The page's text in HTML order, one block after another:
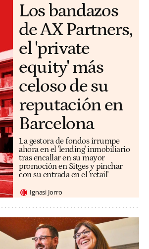
Los bandazos
de AX Partners,
el 'private
equity' más
celoso de su
reputación en
Barcelona
La gestora de fondos irrumpe
ahora en el 'lending' inmobiliario
tras encallar en su mayor
promoción en Sitges y pinchar
con su entrada en el 'retail'
Ignasi Jorro